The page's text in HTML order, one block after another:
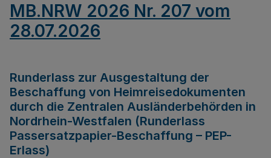
MB.NRW 2026 Nr. 207 vom
28.07.2026
Runderlass zur Ausgestaltung der
Beschaffung von Heimreisedokumenten
durch die Zentralen Ausländerbehörden in
Nordrhein-Westfalen (Runderlass
Passersatzpapier-Beschaffung – PEP-
Erlass)